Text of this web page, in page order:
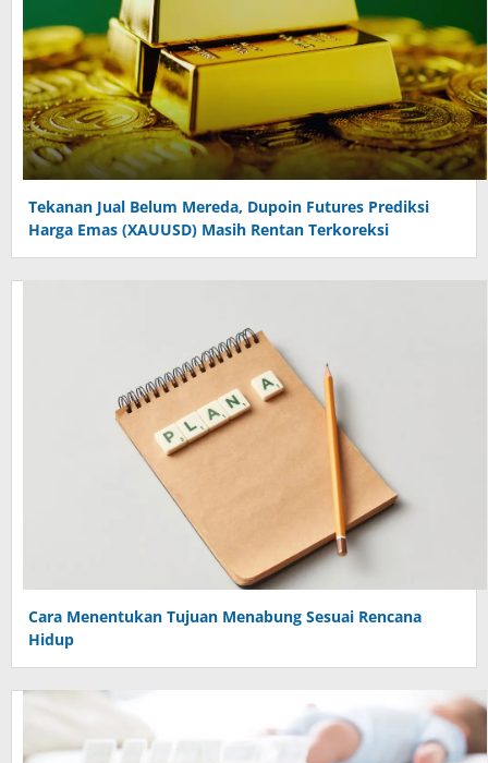
Tekanan Jual Belum Mereda, Dupoin Futures Prediksi
Harga Emas (XAUUSD) Masih Rentan Terkoreksi
Cara Menentukan Tujuan Menabung Sesuai Rencana
Hidup